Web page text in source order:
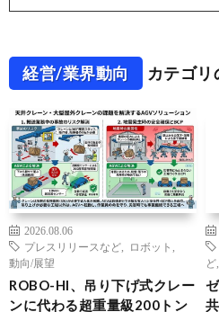
経営/業界動向 カテゴ
2026.08.06
プレスリリースなど
ロボット
動向/展望
ROBO-HI、吊り下げ式クレー
ンに代わる超重量級200トン
ど